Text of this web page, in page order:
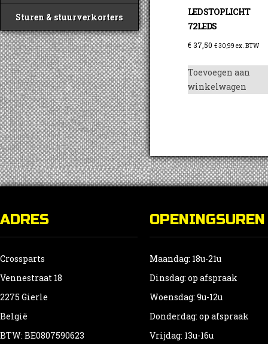
Sturen & stuurverkorters
LED STOPLICHT
72LEDS
€ 37,50 €30,99 ex. BTW
Toevoegen aan
winkelwagen
ADRES
Crossparts
Vennestraat 18
2275 Gierle
België
BTW: BE0807590623
OPENINGSUREN
Maandag: 18u-21u
Dinsdag: op afspraak
Woensdag: 9u-12u
Donderdag: op afspraak
Vrijdag: 13u-16u